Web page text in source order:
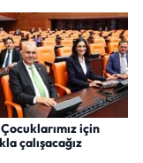
için
çalışacağız